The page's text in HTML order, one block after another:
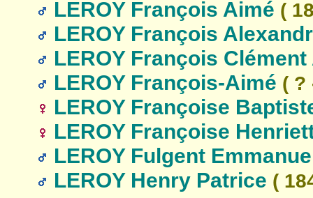
LEROY François Aimé (
LEROY François
LEROY François
LEROY François-Aimé ( ?
LEROY Françoise
LEROY Françoise
LEROY Fulgent
LEROY Henry Patrice (